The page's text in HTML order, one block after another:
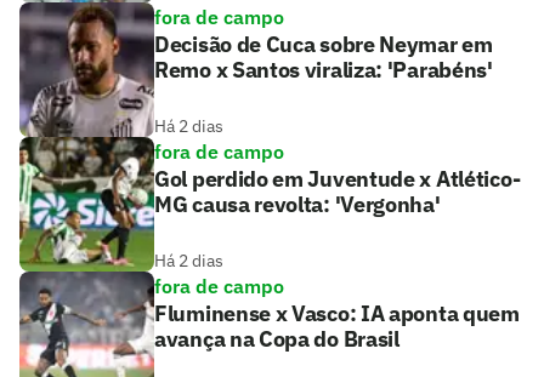
fora de campo
Decisão de Cuca sobre Neymar em
Remo x Santos viraliza: 'Parabéns'
Há 2 dias
fora de campo
Gol perdido em Juventude x Atlético-
MG causa revolta: 'Vergonha'
Há 2 dias
fora de campo
Fluminense x Vasco: IA aponta quem
avança na Copa do Brasil